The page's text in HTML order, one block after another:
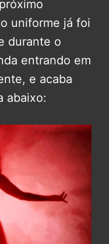
uniforme já foi
durante o
entrando em
e acaba
abaixo: